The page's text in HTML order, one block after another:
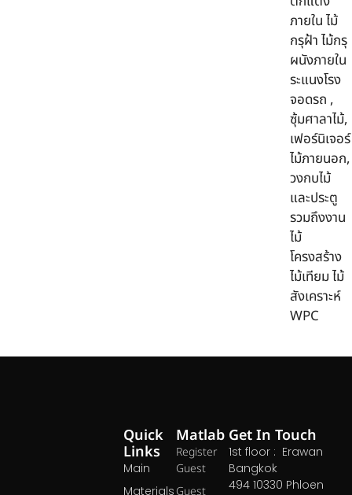
ภายใน ไม้
กรุฝ้า ไม้กรุ
ผนังภายใน
ระแนงโรง
จอดรถ ,
ซุ้มศาลาไม้,
เฟอร์นิเจอร์
ไม้ภายนอก,
วงกบไม้
และประตู
รวมถึงงาน
ไม้
โครงสร้าง
ไม้เทียม ไม้
สังเคราะห์
WPC
Matlab
Register
Guest
Guest
Quick
Links
Main
Materials
Get In Touch
1st floor : Erawan
Bangkok
494 10330 Phloen